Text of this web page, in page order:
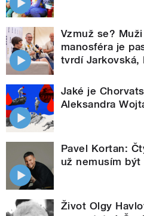
Vzmuž se?
manosféra je
tvrdí Jarkovská,
Jaké je
Aleksandra
Pavel Kortan:
už nemusím
Život Olgy